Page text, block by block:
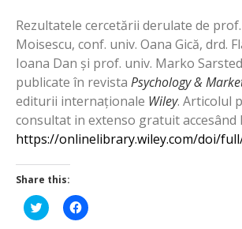
Rezultatele cercetării derulate de
Moisescu, conf. univ. Oana Gică, drd.
Ioana Dan și prof. univ. Marko
publicate în revista Psychology &
editurii internaționale Wiley. Articolul
consultat in extenso gratuit accesând
https://onlinelibrary.wiley.com/doi/
Share this:
Click
to
Click
to